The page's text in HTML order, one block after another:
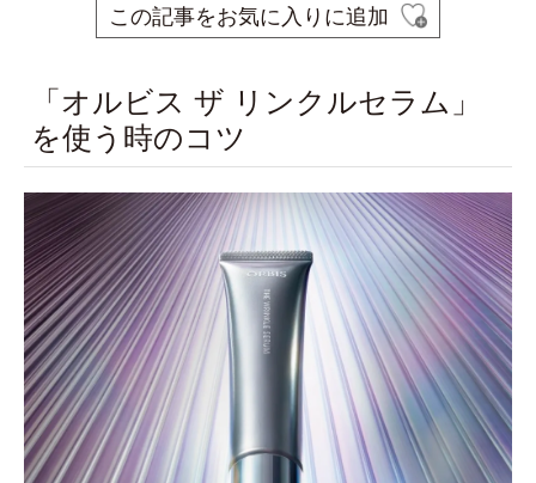
この記事をお気に入りに追加
「オルビス ザ リンクルセラム」
を使う時のコツ